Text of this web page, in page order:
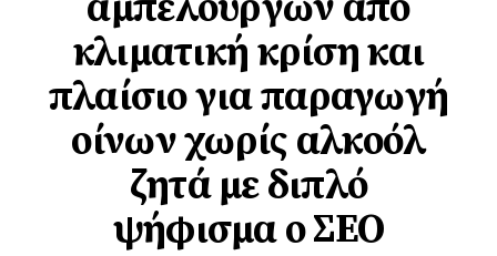
κλιματική κρίση και
πλαίσιο για παραγωγή
οίνων χωρίς αλκοόλ
ζητά με διπλό
ψήφισμα ο ΣΕΟ